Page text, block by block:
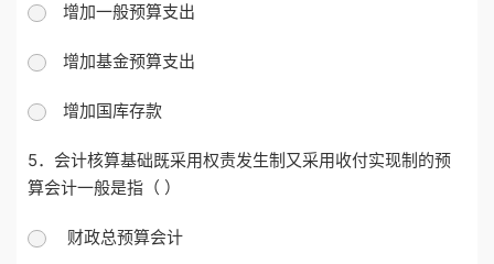
增加一般预算支出
增加基金预算支出
增加国库存款
5．会计核算基础既采用权责发生制又采用收付实现制的预
算会计一般是指（ ）
财政总预算会计